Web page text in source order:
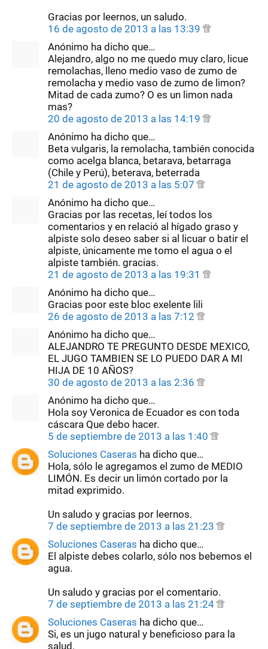
Gracias por leernos, un saludo.
16 de agosto de 2013 a las 13:39
Anónimo ha dicho que…
Alejandro, algo no me quedo muy claro, licue
remolachas, lleno medio vaso de zumo de
remolacha y medio vaso de zumo de limon?
Mitad de cada zumo? O es un limon nada
mas?
20 de agosto de 2013 a las 14:19
Anónimo ha dicho que…
Beta vulgaris, la remolacha, también conocida
como acelga blanca, betarava, betarraga
(Chile y Perú), beterava, beterrada
21 de agosto de 2013 a las 5:07
Anónimo ha dicho que…
Gracias por las recetas, leí todos los
comentarios y en relació al hígado graso y
alpiste solo deseo saber si al licuar o batir el
alpiste, únicamente me tomo el agua o el
alpiste también. gracias.
21 de agosto de 2013 a las 19:31
Anónimo ha dicho que…
Gracias poor este bloc exelente lili
26 de agosto de 2013 a las 7:12
Anónimo ha dicho que…
ALEJANDRO TE PREGUNTO DESDE MEXICO,
EL JUGO TAMBIEN SE LO PUEDO DAR A MI
HIJA DE 10 AÑOS?
30 de agosto de 2013 a las 2:36
Anónimo ha dicho que…
Hola soy Veronica de Ecuador es con toda
cáscara Que debo hacer.
5 de septiembre de 2013 a las 1:40
Soluciones Caseras ha dicho que…
Hola, sólo le agregamos el zumo de MEDIO
LIMÓN. Es decir un limón cortado por la
mitad exprimido.
Un saludo y gracias por leernos.
7 de septiembre de 2013 a las 21:23
Soluciones Caseras ha dicho que…
El alpiste debes colarlo, sólo nos bebemos el
agua.
Un saludo y gracias por el comentario.
7 de septiembre de 2013 a las 21:24
Soluciones Caseras ha dicho que…
Si, es un jugo natural y beneficioso para la
salud.